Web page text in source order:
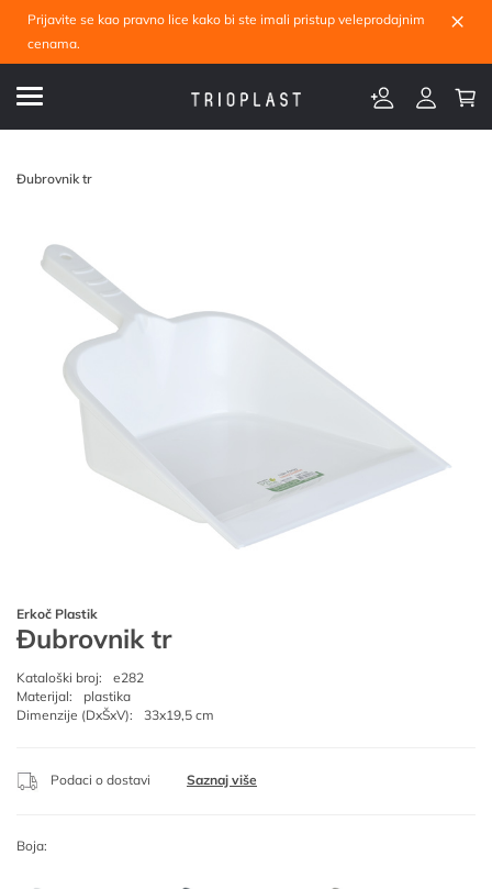
Prijavite se kao pravno lice kako bi ste imali pristup veleprodajnim
cenama.
×
Đubrovnik tr
Erkoč Plastik
Đubrovnik tr
Kataloški broj:
e282
Materijal:
plastika
Dimenzije (DxŠxV):
33x19,5 cm
Podaci o dostavi Saznaj više
Boja: